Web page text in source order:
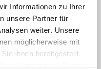
Informationen zu Ihrer
unsere Partner für
weiter. Unsere
möglicherweise mit
ihnen bereitgestellt